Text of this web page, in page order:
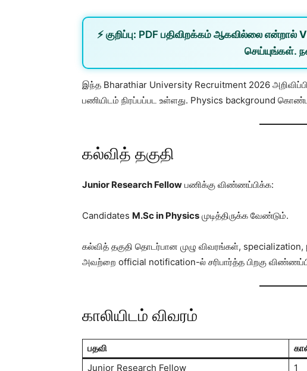
⚡ குறிப்பு: PDF பதிவிறக்கம் ஆகவில்லை என்றால்
செய்யுங்கள்.
இந்த Bharathiar University Recruitment 2026
பணியிடம் நிரப்பப்பட உள்ளது. Physics background
கல்வித் தகுதி
Junior Research Fellow பணிக்கு விண்ணப்பிக்க:
Candidates M.Sc in Physics முடித்திருக்க வேண்டும்.
கல்வித் தகுதி தொடர்பான முழு விவரங்கள்,
அவற்றை official notification-ல் சரிபார்த்த பிறகு
காலியிடம் விவரம்
பதவி
Junior Research Fellow
1